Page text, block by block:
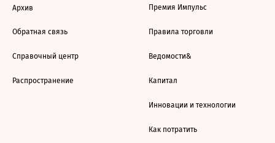
Архив
Обратная связь
Справочный центр
Распространение
Премия Импульс
Правила торговли
Ведомости&
Капитал
Инновации и технологии
Как потратить